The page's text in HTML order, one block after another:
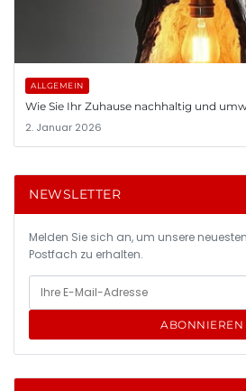
ALLGEMEIN
Wie Sie Ihr Zuhause nachhaltig und
2. Januar 2026
NEWSLETTER
Melden Sie sich an, um unsere
Postfach zu erhalten.
ABONNIEREN